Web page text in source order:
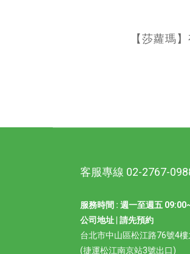
【莎蘿瑪
客服專線 02-2767-
服務時間 : 週一至週五
公司地址 | 請先預約
台北市中山區松江路76號4樓
(捷運松江南京站3號出口)